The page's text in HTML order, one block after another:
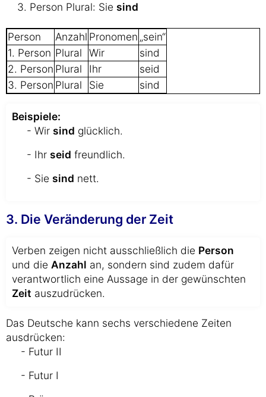
Person Plural: Sie sind
Person Anzahl Pronomen „sein“
1. Person Plural Wir
sind
2. Person Plural Ihr
seid
3. Person Plural Sie sind
Beispiele:
- Wir sind glücklich.
- Ihr seid freundlich.
- Sie sind nett.
3. Die Veränderung der Zeit
Verben zeigen nicht ausschließlich die Person
und die Anzahl an, sondern sind zudem dafür
verantwortlich eine Aussage in der gewünschten
Zeit auszudrücken.
Das Deutsche kann sechs verschiedene Zeiten
ausdrücken:
- Futur II
- Futur I